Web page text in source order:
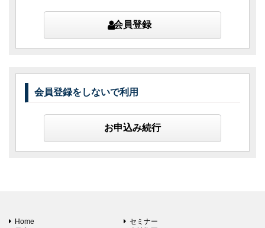
会員登録
会員登録をしないで利用
お申込み続行
Home
セミナー